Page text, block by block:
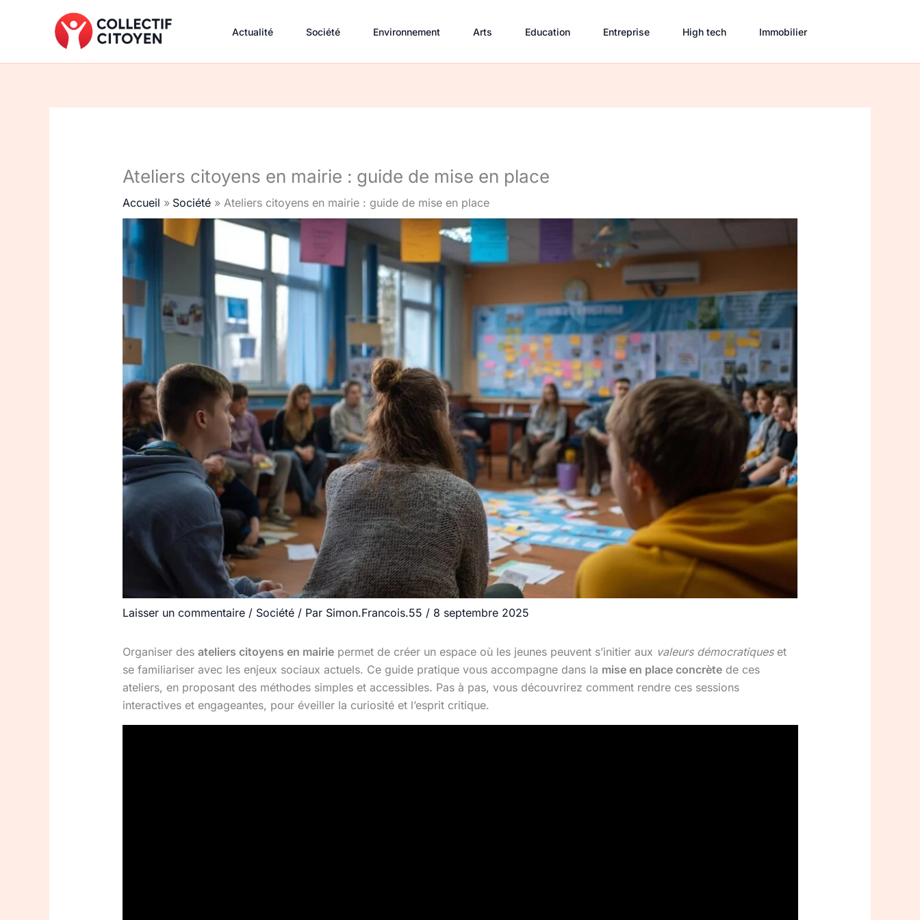
Actualité Société Environnement Arts Education Entreprise High tech Immobilier
Ateliers citoyens en mairie : guide de mise en place
Accueil Société Ateliers citoyens en mairie : guide de mise en place
Laisser un commentaire / Société/ Par Simon.Francois.55 / 8 septembre 2025
Organiser des ateliers citoyens en mairiepermet de créer un espace où les jeunes peuvent s’initier aux valeurs démocratiqueset
se familiariser avec les enjeux sociaux actuels. Ce guide pratique vous accompagne dans la mise en place concrètede ces
ateliers, en proposant des méthodes simples et accessibles. Pas à pas, vous découvrirez comment rendre ces sessions
interactives et engageantes, pour éveiller la curiosité et l’esprit critique.